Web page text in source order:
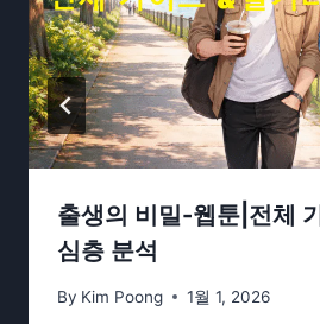
출생의 비밀-웹툰|전체
심층 분석
By Kim Poong 1월 1, 2026